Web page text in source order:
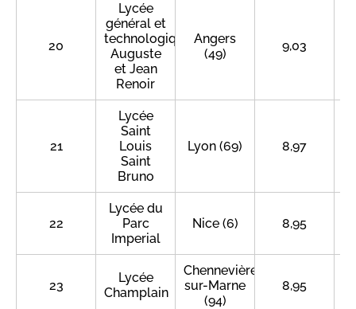
20
Lycée
général et
technologique
Auguste
et Jean
Renoir
Angers
(49)
9,03
21
Lycée
Saint
Louis
Saint
Bruno
Lyon (69) 8,97
22
Lycée du
Parc
Imperial
Nice (6) 8,95
23
Lycée
Champlain
Chennevières-
sur-Marne
(94)
8,95